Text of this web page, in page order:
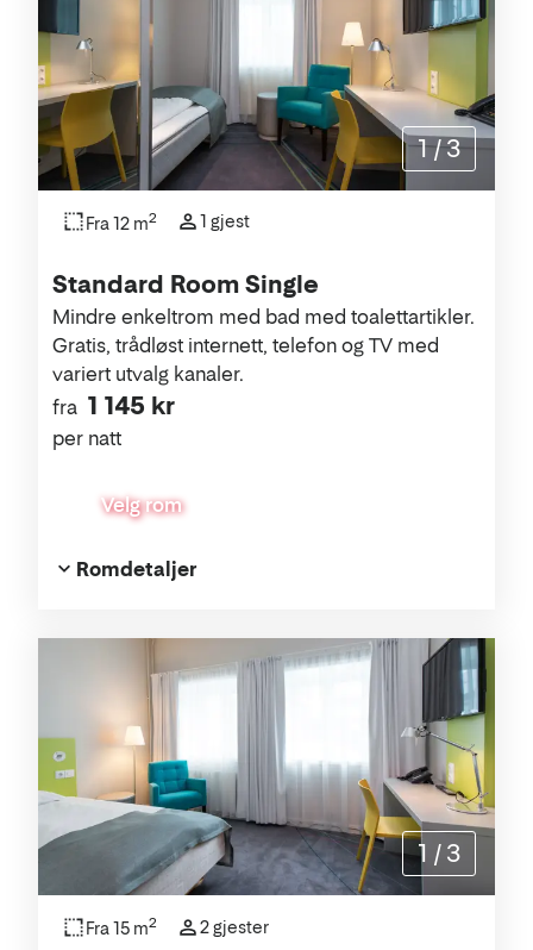
Standard Room Single
fra 1 145 kr
per natt
Mindre enkeltrom med bad med toalettartikler.
Gratis, trådløst internett, telefon og TV med
variert utvalg kanaler.
Velg rom
Fra 12 m2 1 gjest
Romdetaljer
1 /3
Fra 15 m2 2 gjester
1 / 3